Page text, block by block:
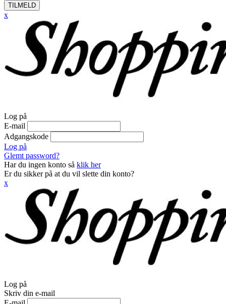
TILMELD
x
Log på
E-mail
Adgangskode
Log på
Glemt password?
Har du ingen konto så klik her
Er du sikker på at du vil slette din konto?
x
Log på
Skriv din e-mail